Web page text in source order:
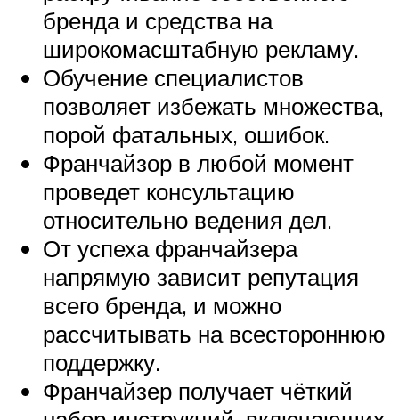
бренда и средства на
широкомасштабную рекламу.
Обучение специалистов
позволяет избежать множества,
порой фатальных, ошибок.
Франчайзор в любой момент
проведет консультацию
относительно ведения дел.
От успеха франчайзера
напрямую зависит репутация
всего бренда, и можно
рассчитывать на всестороннюю
поддержку.
Франчайзер получает чёткий